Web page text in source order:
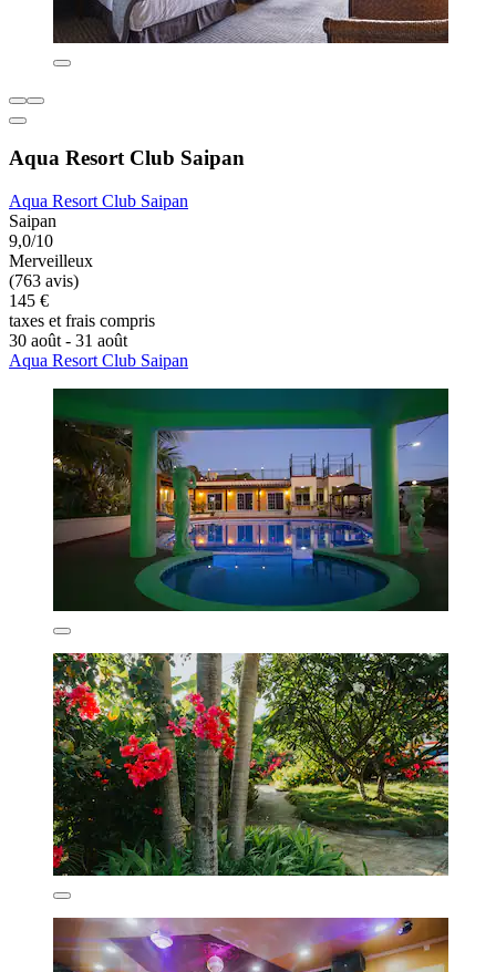
Aqua Resort Club Saipan
Aqua Resort Club Saipan
Saipan
9,0/10
Merveilleux
(763 avis)
145 €
taxes et frais compris
30 août - 31 août
Aqua Resort Club Saipan